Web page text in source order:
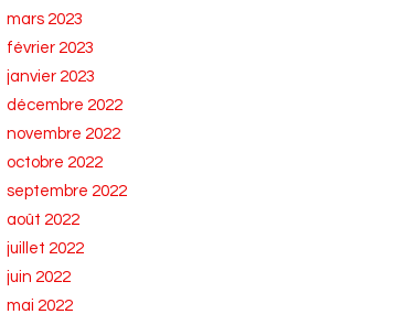
mars 2023
février 2023
janvier 2023
décembre 2022
novembre 2022
octobre 2022
septembre 2022
août 2022
juillet 2022
juin 2022
mai 2022